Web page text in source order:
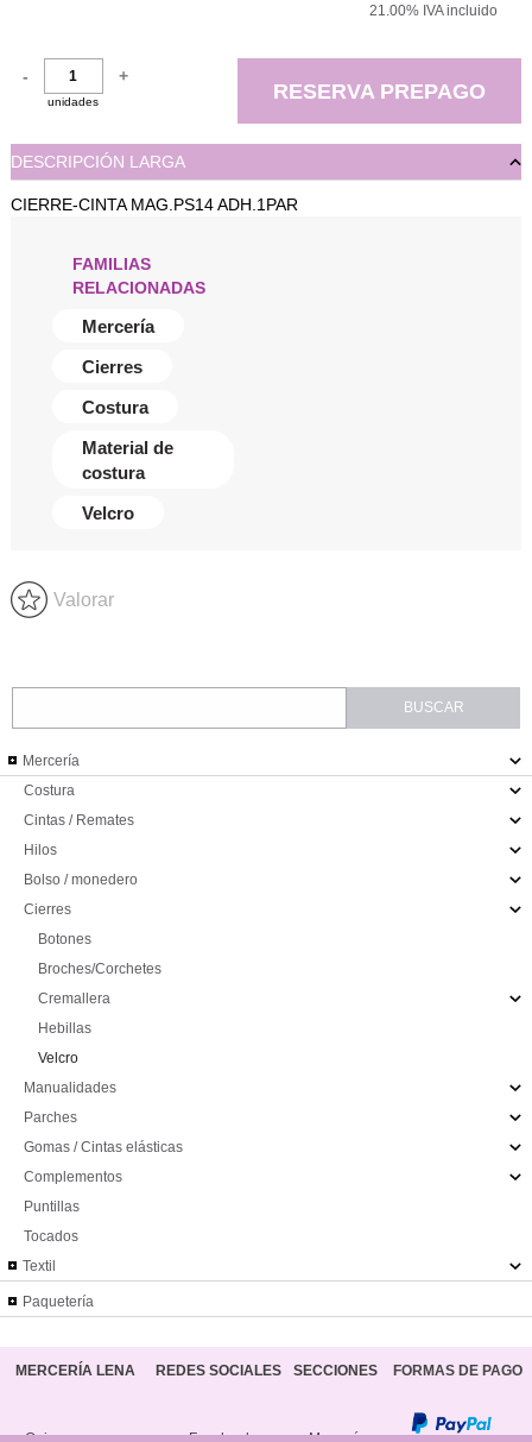
21.00% IVA incluido
-
unidades
+
RESERVA PREPAGO
DESCRIPCIÓN LARGA
CIERRE-CINTA MAG.PS14 ADH.1PAR
FAMILIAS
RELACIONADAS
Mercería
Cierres
Costura
Material de
costura
Velcro
Valorar
Mercería
Costura
Cintas / Remates
Hilos
Bolso / monedero
Cierres
Botones
Broches/Corchetes
Cremallera
Hebillas
Velcro
Manualidades
Parches
Gomas / Cintas elásticas
Complementos
Puntillas
Tocados
Textil
Paquetería
MERCERÍA LENA REDES SOCIALES SECCIONES FORMAS DE PAGO
Quienes somos Facebook Mercería